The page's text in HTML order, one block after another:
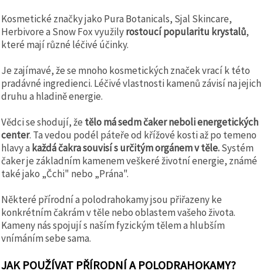
Kosmetické značky jako Pura Botanicals, Sjal Skincare,
Herbivore a Snow Fox využilyrostoucí popularitu krystalů,
které mají různé léčivé účinky.
Je zajímavé, že se mnoho kosmetických značek vrací k této
pradávné ingredienci. Léčivé vlastnosti kamenů závisí na jejich
druhu a hladině energie.
Vědci se shodují, že tělo má sedm čaker neboli energetických
center. Ta vedou podél páteře od křížové kosti až po temeno
hlavy a každá čakra souvisí s určitým orgánem v těle.Systém
čaker je základním kamenem veškeré životní energie, známé
také jako „Čchi" nebo „Prána".
Některé přírodní a polodrahokamy jsou přiřazeny ke
konkrétním čakrám v těle nebo oblastem vašeho života.
Kameny nás spojují s naším fyzickým tělem a hlubším
vnímáním sebe sama.
JAK POUŽÍVAT PŘÍRODNÍ A POLODRAHOKAMY?